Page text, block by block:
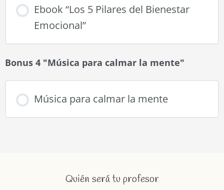
Ebook “Los 5 Pilares del Bienestar
Emocional”
Bonus 4 "Música para calmar la mente"
Música para calmar la mente
Quién será tu profesor